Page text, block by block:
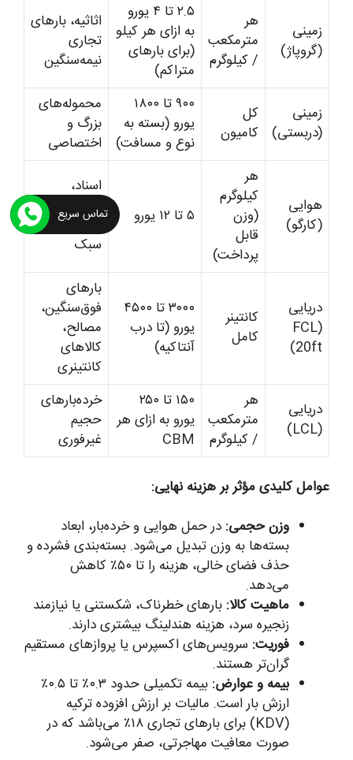
زمینی
(گروپاژ)
هر
مترمکعب
/ کیلوگرم
۲.۵ تا ۴ یورو
به ازای هر کیلو
(برای بارهای
متراکم)
اثاثیه، بارهای
تجاری
نیمه‌سنگین
زمینی
(دربستی)
کل
کامیون
۹۰۰ تا ۱۸۰۰
یورو (بسته به
نوع و مسافت)
محموله‌های
بزرگ و
اختصاصی
هوایی
(کارگو)
هر
کیلوگرم
(وزن
قابل
پرداخت)
۵ تا ۱۲ یورو
اسناد،
نمونه‌های
فوری، کالای
سبک
دریایی
(FCL
20ft)
کانتینر
کامل
۳۰۰۰ تا ۴۵۰۰
یورو (تا درب
آنتاکیه)
بارهای
فوق‌سنگین،
مصالح،
کالاهای
کانتینری
دریایی
(LCL)
هر
مترمکعب
/ کیلوگرم
۱۵۰ تا ۲۵۰
یورو به ازای هر
CBM
خرده‌بارهای
حجیم
غیرفوری
عوامل کلیدی مؤثر بر هزینه نهایی:
وزن حجمی: در حمل هوایی و خرده‌بار، ابعاد
بسته‌ها به وزن تبدیل می‌شود. بسته‌بندی فشرده و
حذف فضای خالی، هزینه را تا ۵۰٪ کاهش
می‌دهد.
ماهیت کالا: بارهای خطرناک، شکستنی یا نیازمند
زنجیره سرد، هزینه هندلینگ بیشتری دارند.
فوریت: سرویس‌های اکسپرس یا پروازهای مستقیم
گران‌تر هستند.
بیمه و عوارض:
بیمه تکمیلی حدود ۰.۳٪ تا ۰.۵٪
ارزش بار است. مالیات بر ارزش افزوده ترکیه
(KDV) برای بارهای تجاری ۱۸٪ می‌باشد که در
صورت معافیت مهاجرتی، صفر می‌شود.
تماس سریع